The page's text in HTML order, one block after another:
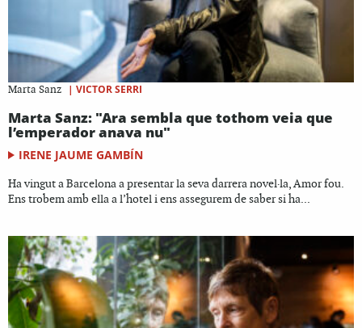
Marta Sanz | VICTOR SERRI
Marta Sanz: "Ara sembla que tothom veia que
l’emperador anava nu"
IRENE JAUME GAMBÍN
Ha vingut a Barcelona a presentar la seva darrera novel·la, Amor fou.
Ens trobem amb ella a l’hotel i ens assegurem de saber si ha...